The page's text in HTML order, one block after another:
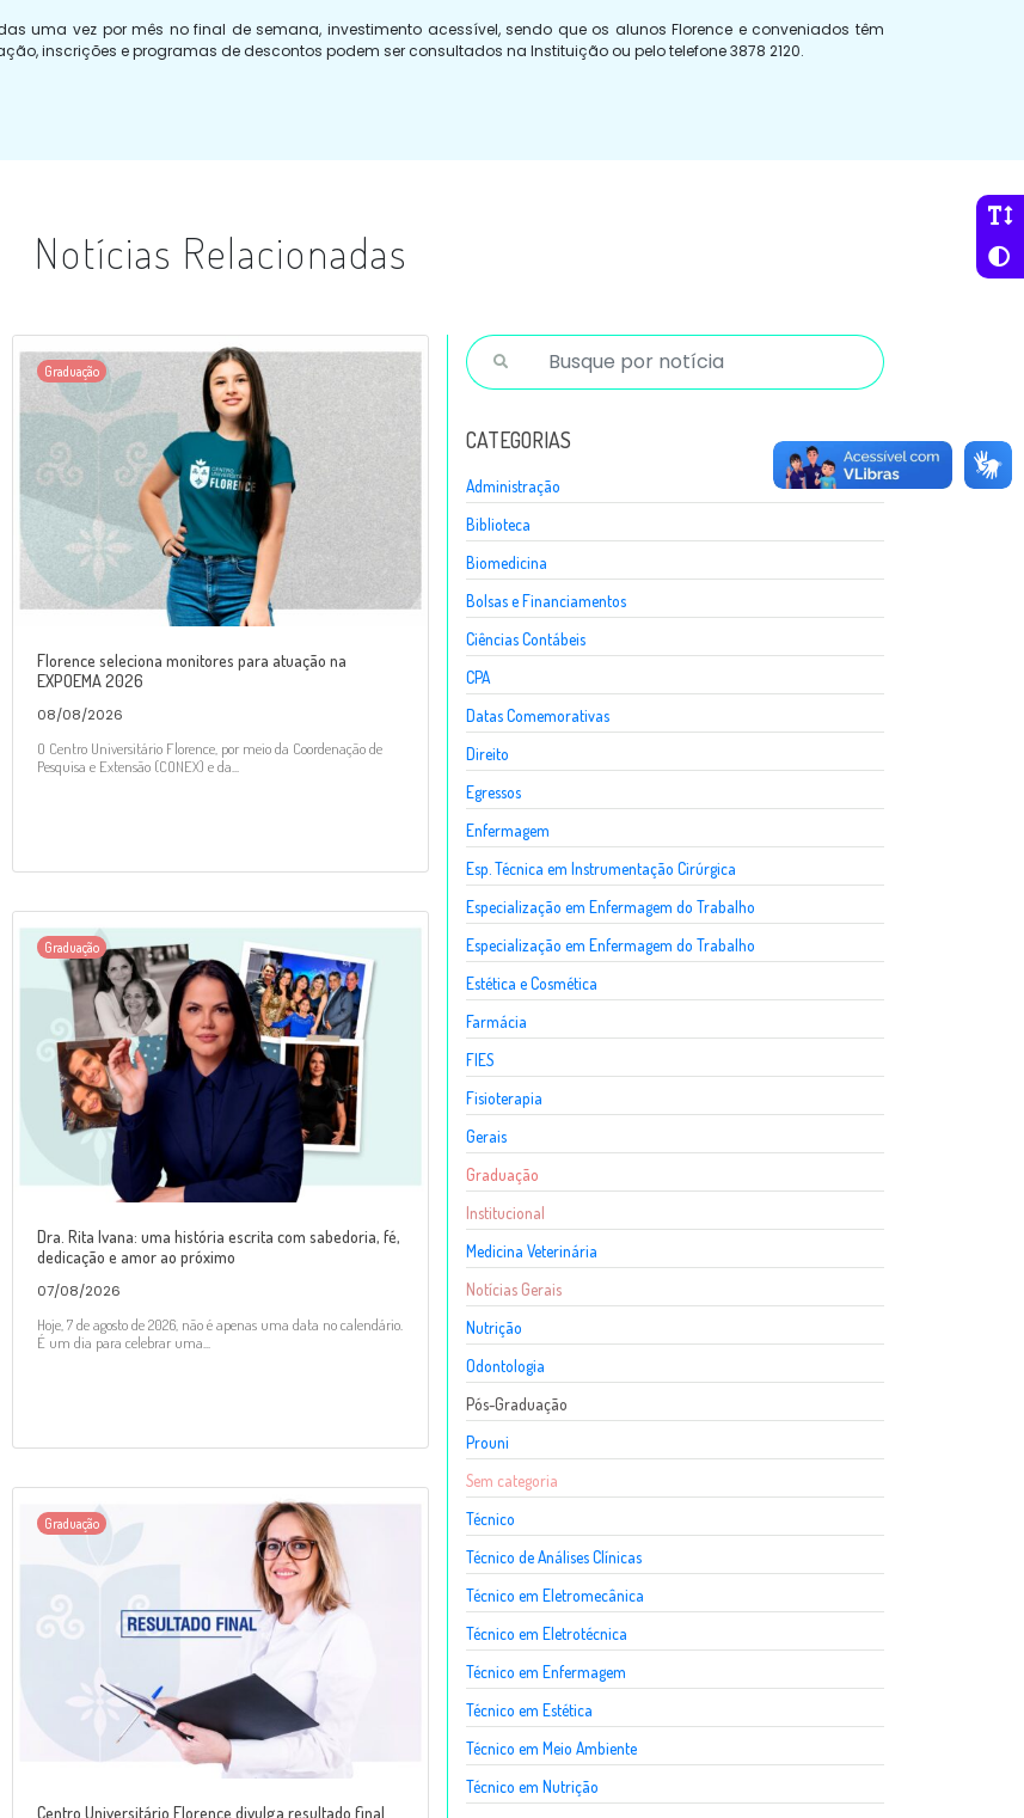
uma vez por mês no final de semana, investimento acessível, sendo que os alunos Florence e conveniados têm
inscrições e programas de descontos podem ser consultados na Instituição ou pelo telefone 3878 2120.
Notícias Relacionadas
Graduação
Florence seleciona monitores para atuação na
EXPOEMA 2026
08/08/2026
O Centro Universitário Florence, por meio da Coordenação de
Pesquisa e Extensão (CONEX) e da...
Graduação
Dra. Rita Ivana: uma história escrita com sabedoria, fé,
dedicação e amor ao próximo
07/08/2026
Hoje, 7 de agosto de 2026, não é apenas uma data no calendário.
É um dia para celebrar uma...
Graduação
Centro Universitário Florence divulga resultado final
CATEGORIAS
Administração
Biblioteca
Biomedicina
Bolsas e Financiamentos
Ciências Contábeis
CPA
Datas Comemorativas
Direito
Egressos
Enfermagem
Esp. Técnica em Instrumentação Cirúrgica
Especialização em Enfermagem do Trabalho
Especialização em Enfermagem do Trabalho
Estética e Cosmética
Farmácia
FIES
Fisioterapia
Gerais
Graduação
Institucional
Medicina Veterinária
Notícias Gerais
Nutrição
Odontologia
Pós-Graduação
Prouni
Sem categoria
Técnico
Técnico de Análises Clínicas
Técnico em Eletromecânica
Técnico em Eletrotécnica
Técnico em Enfermagem
Técnico em Estética
Técnico em Meio Ambiente
Técnico em Nutrição